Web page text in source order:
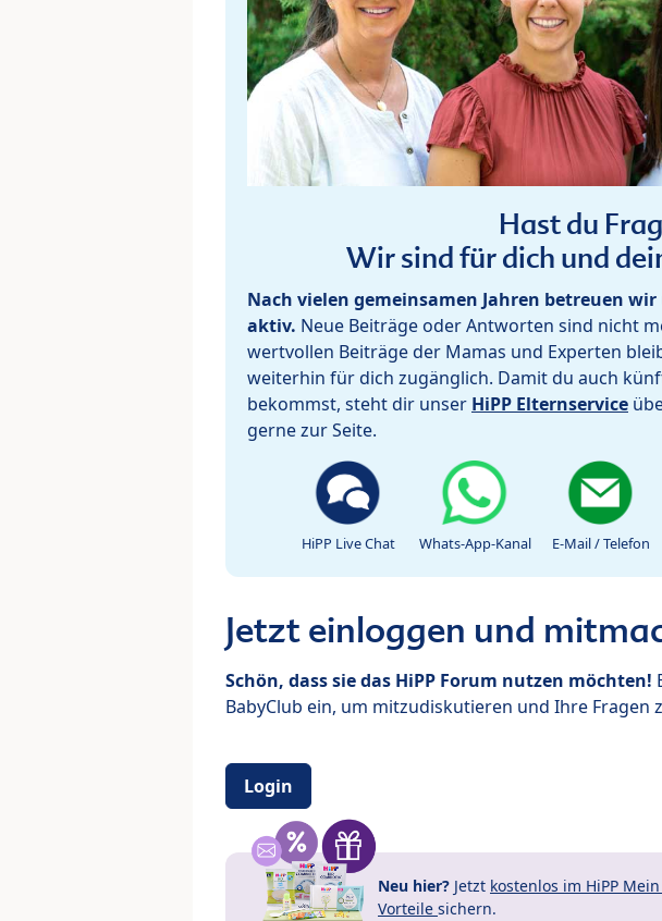
Hast du
Wir sind für dich und
Nach vielen gemeinsamen Jahren betreuen
aktiv. Neue Beiträge oder Antworten sind nicht
wertvollen Beiträge der Mamas und Experten
weiterhin für dich zugänglich. Damit du auch
bekommst, steht dir unser HiPP Elternservice
gerne zur Seite.
HiPP Live Chat Whats-App-Kanal E-Mail / Telefon
Jetzt einloggen und
Schön, dass sie das HiPP Forum nutzen möchten!
BabyClub ein, um mitzudiskutieren und Ihre Fragen
Login
Neu hier? Jetzt kostenlos im HiPP
Vorteile sichern.